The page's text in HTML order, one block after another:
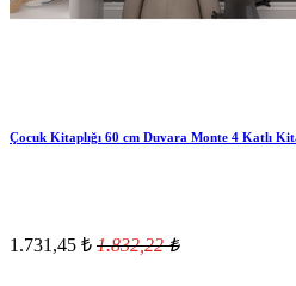
Çocuk Kitaplığı 60 cm Duvara Monte 4 Katlı
1.731,45 ₺ 1.832,22₺